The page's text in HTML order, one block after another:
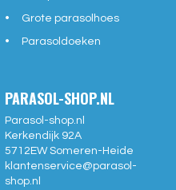
Grote parasolhoes
Parasoldoeken
PARASOL-SHOP.NL
Parasol-shop.nl
Kerkendijk 92A
5712EW Someren-Heide
klantenservice@parasol-
shop.nl